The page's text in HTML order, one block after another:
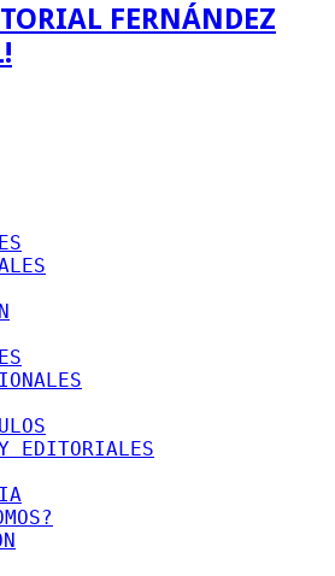
FERNÁNDEZ
EDITORIALES